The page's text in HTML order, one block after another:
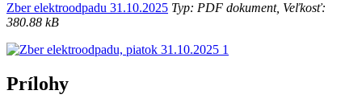
Zber elektroodpadu 31.10.2025 Typ: PDF dokument, Veľkosť:
380.88 kB
Prílohy